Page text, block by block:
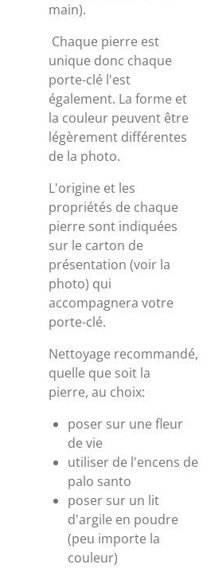
main).
Chaque pierre est
unique donc chaque
porte-clé l'est
également. La forme et
la couleur peuvent être
légèrement différentes
de la photo.
L'origine et les
propriétés de chaque
pierre sont indiquées
sur le carton de
présentation (voir la
photo) qui
accompagnera votre
porte-clé.
Nettoyage recommandé,
quelle que soit la
pierre, au choix:
poser sur une fleur
de vie
utiliser de l'encens de
palo santo
poser sur un lit
d'argile en poudre
(peu importe la
couleur)